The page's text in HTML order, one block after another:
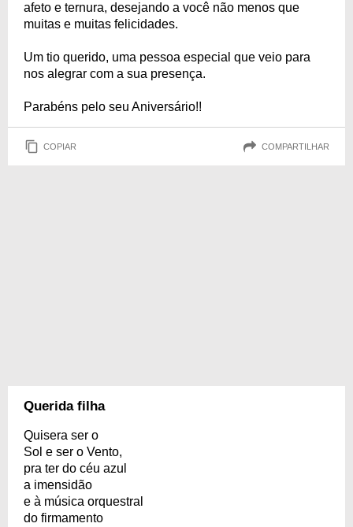
afeto e ternura, desejando a você não menos que
muitas e muitas felicidades.
Um tio querido, uma pessoa especial que veio para
nos alegrar com a sua presença.
Parabéns pelo seu Aniversário!!
COPIAR COMPARTILHAR
Querida filha
Quisera ser o
Sol e ser o Vento,
pra ter do céu azul
a imensidão
e à música orquestral
do firmamento